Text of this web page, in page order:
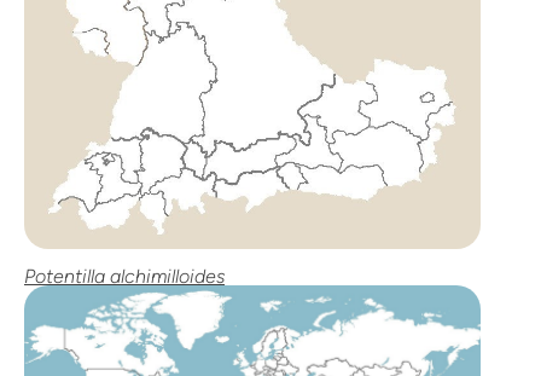
Potentilla alchimilloides